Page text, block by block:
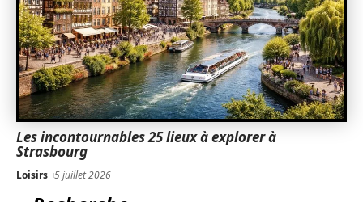
Les incontournables 25 lieux à explorer à
Strasbourg
Loisirs 5 juillet 2026